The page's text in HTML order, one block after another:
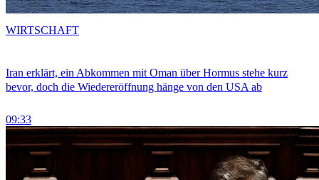
Iran erklärt, ein Abkommen mit Oman über Hormus stehe kurz
bevor, doch die Wiedereröffnung hänge von den USA ab
09:33
WIRTSCHAFT